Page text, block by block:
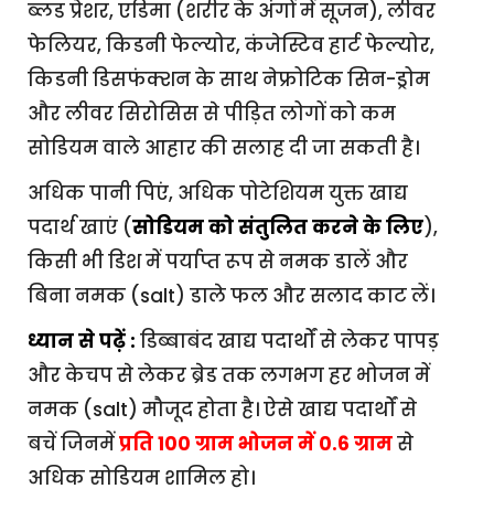
ब्लड प्रेशर, एडिमा (शरीर के अंगों में सूजन), लीवर
फेलियर, किडनी फेल्योर, कंजेस्टिव हार्ट फेल्योर,
किडनी डिसफंक्शन के साथ नेफ्रोटिक सिन-ड्रोम
और लीवर सिरोसिस से पीड़ित लोगों को कम
सोडियम वाले आहार की सलाह दी जा सकती है।
अधिक पानी पिएं, अधिक पोटेशियम युक्त खाद्य
पदार्थ खाएं (सोडियम को संतुलित करने के लिए),
किसी भी डिश में पर्याप्त रूप से नमक डालें और
बिना नमक (salt) डाले फल और सलाद काट लें।
ध्यान से पढ़ें : डिब्बाबंद खाद्य पदार्थों से लेकर पापड़
और केचप से लेकर ब्रेड तक लगभग हर भोजन में
नमक (salt) मौजूद होता है। ऐसे खाद्य पदार्थों से
बचें जिनमेंप्रति 100 ग्राम भोजन में 0.6 ग्रामसे
अधिक सोडियम शामिल हो।